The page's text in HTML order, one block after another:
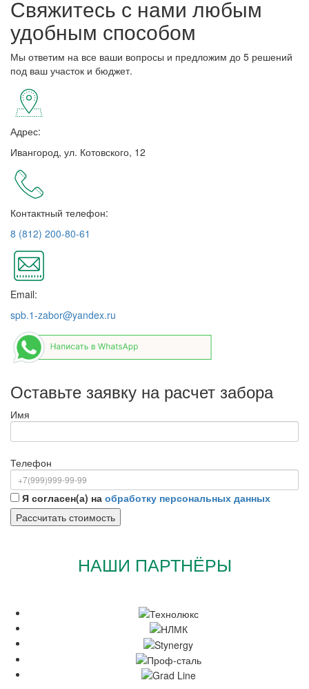
Свяжитесь с нами любым
удобным способом
Мы ответим на все ваши вопросы и предложим до 5 решений
под ваш участок и бюджет.
Адрес:
Ивангород, ул. Котовского, 12
Контактный телефон:
8 (812) 200-80-61
Email:
spb.1-zabor@yandex.ru
Оставьте заявку на расчет забора
Имя
Телефон
Я согласен(а) на обработку персональных данных
НАШИ ПАРТНЁРЫ